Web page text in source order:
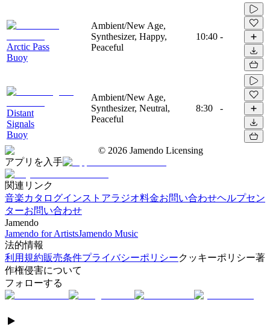
Arctic Pass
Buoy
Ambient/New Age,
Synthesizer, Happy,
Peaceful
10:40 -
Distant
Signals
Buoy
Ambient/New Age,
Synthesizer, Neutral,
Peaceful
8:30 -
© 2026 Jamendo Licensing
アプリを入手
関連リンク
音楽カタログインストアラジオ料金お問い合わせヘルプセン
ターお問い合わせ
Jamendo
Jamendo for ArtistsJamendo Music
法的情報
利用規約販売条件プライバシーポリシークッキーポリシー著
作権侵害について
フォローする